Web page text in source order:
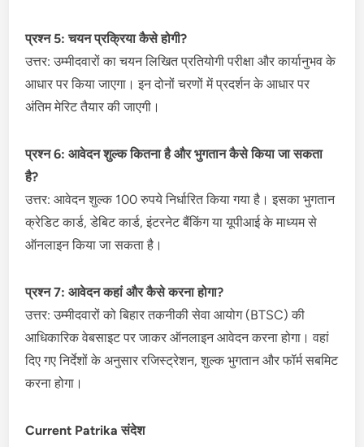
प्रश्न 5: चयन प्रक्रिया कैसे होगी?
उत्तर: उम्मीदवारों का चयन लिखित प्रतियोगी परीक्षा और कार्यानुभव के
आधार पर किया जाएगा। इन दोनों चरणों में प्रदर्शन के आधार पर
अंतिम मेरिट तैयार की जाएगी।
प्रश्न 6: आवेदन शुल्क कितना है और भुगतान कैसे किया जा सकता
है?
उत्तर: आवेदन शुल्क 100 रुपये निर्धारित किया गया है। इसका भुगतान
क्रेडिट कार्ड, डेबिट कार्ड, इंटरनेट बैंकिंग या यूपीआई के माध्यम से
ऑनलाइन किया जा सकता है।
प्रश्न 7: आवेदन कहां और कैसे करना होगा?
उत्तर: उम्मीदवारों को बिहार तकनीकी सेवा आयोग (BTSC) की
आधिकारिक वेबसाइट पर जाकर ऑनलाइन आवेदन करना होगा। वहां
दिए गए निर्देशों के अनुसार रजिस्ट्रेशन, शुल्क भुगतान और फॉर्म सबमिट
करना होगा।
Current Patrika संदेश